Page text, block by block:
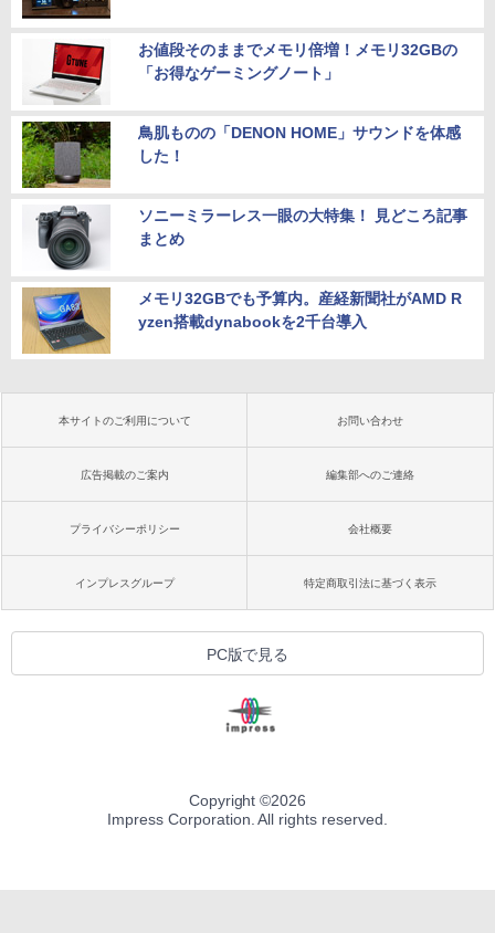
お値段そのままでメモリ倍増！メモリ32GBの
「お得なゲーミングノート」
鳥肌ものの「DENON HOME」サウンドを体感
した！
ソニーミラーレス一眼の大特集！ 見どころ記事
まとめ
メモリ32GBでも予算内。産経新聞社がAMD R
yzen搭載dynabookを2千台導入
本サイトのご利用について お問い合わせ
広告掲載のご案内 編集部へのご連絡
プライバシーポリシー 会社概要
インプレスグループ 特定商取引法に基づく表示
PC版で見る
Copyright ©2026
Impress Corporation. All rights reserved.